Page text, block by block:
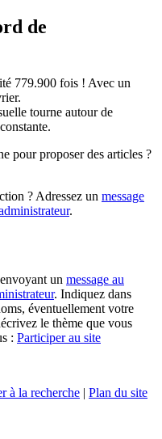
de
779.900 fois ! Avec un
tourne autour de
pour proposer des articles ?
? Adressez un message
.
un message au
. Indiquez dans
éventuellement votre
le thème que vous
: Participer au site
à la recherche | Plan du site